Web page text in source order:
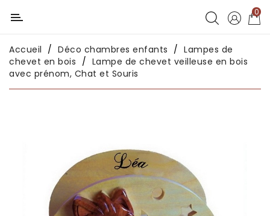
Catégorie
Déco
chambres
enfants
0
Accueil Déco chambres enfants
Lampes de
chevet en bois
Lampe de chevet veilleuse en bois
avec prénom, Chat et Souris